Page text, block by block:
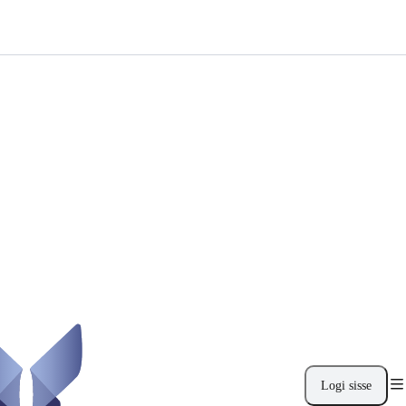
Logi sisse